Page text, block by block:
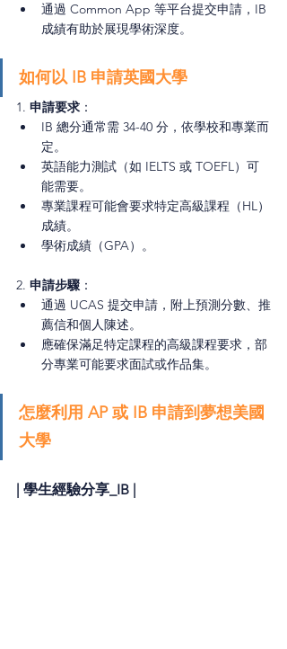
通過 Common App 等平台提交申請，IB
成績有助於展現學術深度。
如何以 IB 申請英國大學
1. 申請要求 ：
IB 總分通常需 34-40 分，依學校和專業而
定。
英語能力測試（如 IELTS 或 TOEFL）可
能需要。
專業課程可能會要求特定高級課程（HL）
成績。
學術成績（GPA）。
2. 申請步驟 ：
通過 UCAS 提交申請，附上預測分數、推
薦信和個人陳述。
應確保滿足特定課程的高級課程要求，部
分專業可能要求面試或作品集。
怎麼利用 AP 或 IB 申請到夢想美國
大學
| 學生經驗分享_IB |